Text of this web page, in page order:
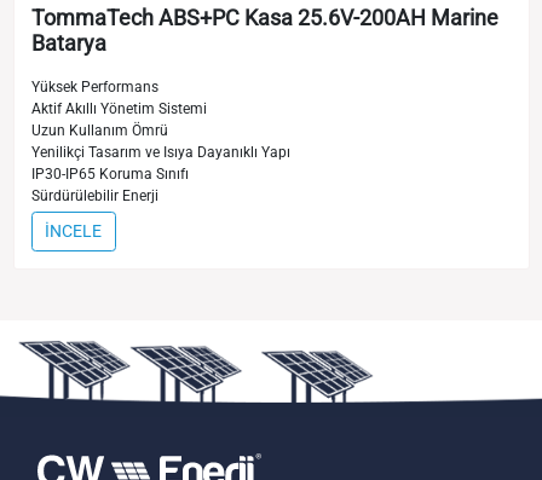
TommaTech ABS+PC Kasa 25.6V-200AH Marine
Batarya
Yüksek Performans
Aktif Akıllı Yönetim Sistemi
Uzun Kullanım Ömrü
Yenilikçi Tasarım ve Isıya Dayanıklı Yapı
IP30-IP65 Koruma Sınıfı
Sürdürülebilir Enerji
İNCELE